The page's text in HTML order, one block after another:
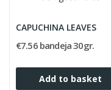
CAPUCHINA LEAVES
€7.56 bandeja 30gr.
Add to basket